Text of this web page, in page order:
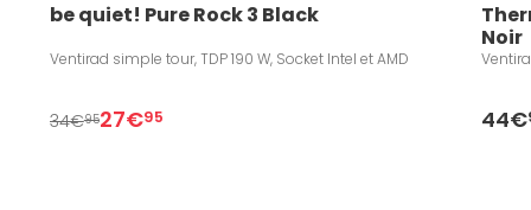
be quiet! Pure Rock 3 Black
Ventirad simple tour, TDP 190 W, Socket Intel et AMD
34€9527€95
Noir
44€